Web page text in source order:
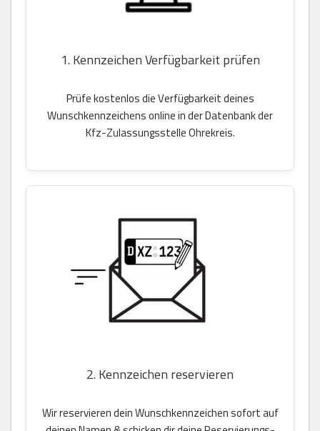
1. Kennzeichen Verfügbarkeit prüfen
Prüfe kostenlos die Verfügbarkeit deines
Wunschkennzeichens online in der Datenbank der
Kfz-Zulassungsstelle Ohrekreis.
2. Kennzeichen reservieren
Wir reservieren dein Wunschkennzeichen sofort auf